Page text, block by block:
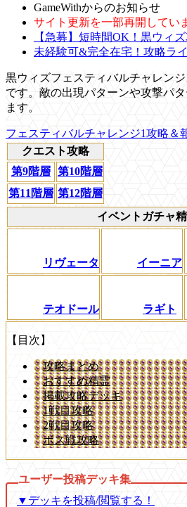
GameWithからのお知らせ
サイト更新を一部再開してい
【急募】短時間OK！黒ウィ
未経験可&完全在宅！攻略ラ
黒ウィズフェスティバルチャレン
です。敵の出現パターンや攻撃パ
ます。
フェスティバルチャレンジ1攻略＆
クエスト攻略
第9階層 第10階層
第11階層 第12階層
イベントガチャ
リヴェータ イーニア
テオドール ラギト
【目次】
攻略まとめ
おすすめ精霊
掲載攻略デッキ
1戦目攻略
2戦目攻略
ボス戦攻略
▼デッキを投稿/閲覧する！